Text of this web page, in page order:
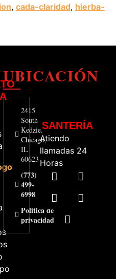
, cada-claridad, hierba-
UBICACIÓN
2415
South
Kedzie.
Chicago,
IL
60623
(773)
499-
6998
Política de
privacidad
SANTERÍA
Atiendo
llamadas 24
Horas